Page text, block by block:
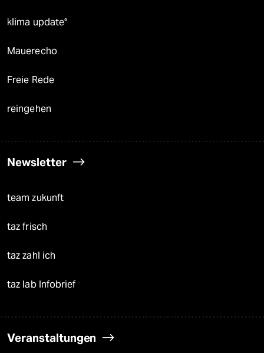
klima update°
Mauerecho
Freie Rede
reingehen
Newsletter
team zukunft
taz frisch
taz zahl ich
taz lab Infobrief
Veranstaltungen